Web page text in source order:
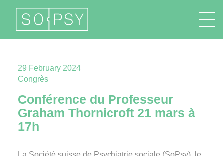
FR EN IT
29 February 2024
Congrès
Conférence du Professeur
Graham Thornicroft 21 mars à
17h
La Société suisse de Psychiatrie sociale (SoPsy), le